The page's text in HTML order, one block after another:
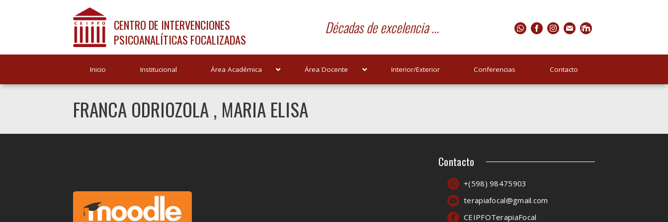
CENTRO DE INTERVENCIONES
PSICOANALÍTICAS FOCALIZADAS
Décadas de excelencia ...
Inicio Institucional Área Académica Área Docente Interior/Exterior Conferencias Contacto
FRANCA ODRIOZOLA , MARIA ELISA
Contacto
+(598) 98475903
terapiafocal@gmail.com
CEIPFOTerapiaFocal